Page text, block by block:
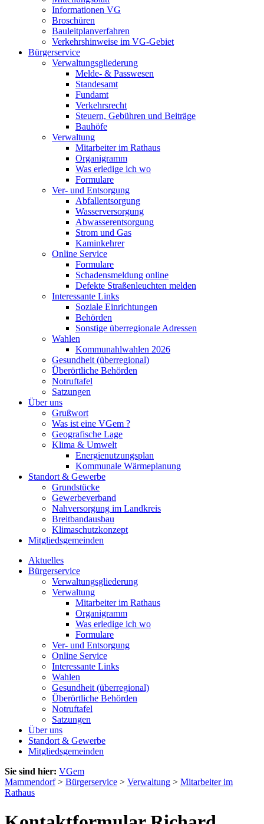
Informationen VG
Broschüren
Bauleitplanverfahren
Verkehrshinweise im VG-Gebiet
Bürgerservice
Verwaltungsgliederung
Melde- & Passwesen
Standesamt
Fundamt
Verkehrsrecht
Steuern, Gebühren und Beiträge
Bauhöfe
Verwaltung
Mitarbeiter im Rathaus
Organigramm
Was erledige ich wo
Formulare
Ver- und Entsorgung
Abfallentsorgung
Wasserversorgung
Abwasserentsorgung
Strom und Gas
Kaminkehrer
Online Service
Formulare
Schadensmeldung online
Defekte Straßenleuchten melden
Interessante Links
Soziale Einrichtungen
Behörden
Sonstige überregionale Adressen
Wahlen
Kommunahlwahlen 2026
Gesundheit (überregional)
Überörtliche Behörden
Notruftafel
Satzungen
Über uns
Grußwort
Was ist eine VGem ?
Geografische Lage
Klima & Umwelt
Energienutzungsplan
Kommunale Wärmeplanung
Standort & Gewerbe
Grundstücke
Gewerbeverband
Nahversorgung im Landkreis
Breitbandausbau
Klimaschutzkonzept
Mitgliedsgemeinden
Aktuelles
Bürgerservice
Verwaltungsgliederung
Verwaltung
Mitarbeiter im Rathaus
Organigramm
Was erledige ich wo
Formulare
Ver- und Entsorgung
Online Service
Interessante Links
Wahlen
Gesundheit (überregional)
Überörtliche Behörden
Notruftafel
Satzungen
Über uns
Standort & Gewerbe
Mitgliedsgemeinden
Sie sind hier: VGem
Mammendorf> Bürgerservice > Verwaltung > Mitarbeiter im
Rathaus